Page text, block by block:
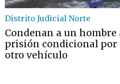
Distrito Judicial Norte
Condenan a un hombre
prisión condicional por
otro vehículo